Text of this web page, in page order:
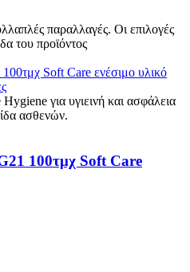
παραλλαγές. Οι επιλογές
του προϊόντος
100τμχ Soft Care